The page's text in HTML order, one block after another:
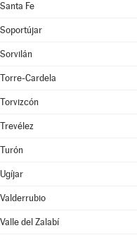
Santa Fe
Soportújar
Sorvilán
Torre-Cardela
Torvizcón
Trevélez
Turón
Ugíjar
Valderrubio
Valle del Zalabí